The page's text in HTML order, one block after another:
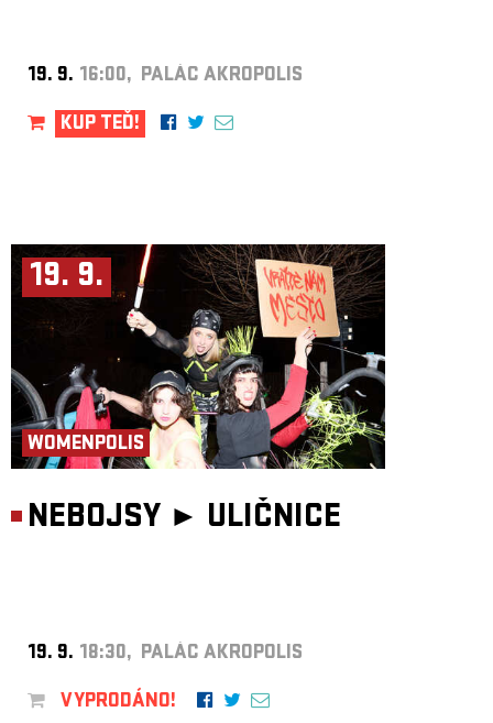
19. 9. 16:00, PALÁC AKROPOLIS
KUP TEĎ!
19. 9.
WOMENPOLIS
NEBOJSY ► ULIČNICE
19. 9. 18:30, PALÁC AKROPOLIS
VYPRODÁNO!